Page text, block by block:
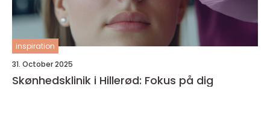
inspiration
31. October 2025
Skønhedsklinik i Hillerød: Fokus på dig